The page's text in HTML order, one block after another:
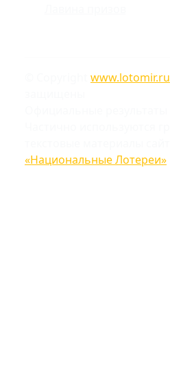
www.lotomir.ru
«Национальные Лотереи»